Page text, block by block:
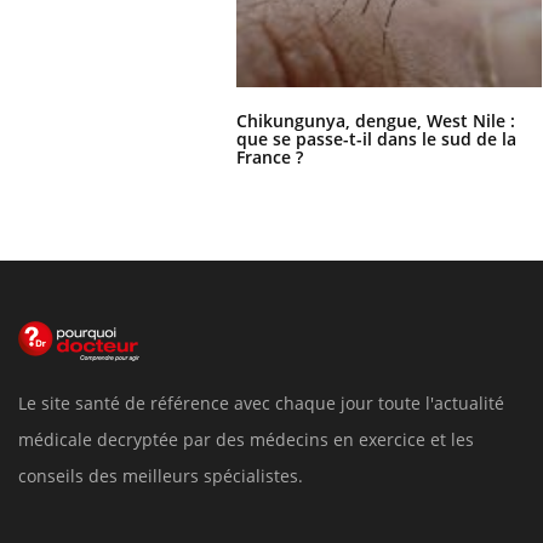
Chikungunya, dengue, West Nile :
que se passe-t-il dans le sud de la
France ?
Le site santé de référence avec chaque jour toute l'actualité
médicale decryptée par des médecins en exercice et les
conseils des meilleurs spécialistes.